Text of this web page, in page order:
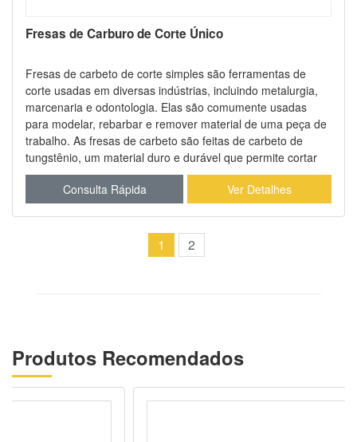
Fresas de Carburo de Corte Único
Fresas de carbeto de corte simples são ferramentas de
corte usadas em diversas indústrias, incluindo metalurgia,
marcenaria e odontologia. Elas são comumente usadas
para modelar, rebarbar e remover material de uma peça de
trabalho. As fresas de carbeto são feitas de carbeto de
tungstênio, um material duro e durável que permite cortar
efetivamente uma ampla gama de materiais, incluindo
metais, plásticos e compósitos.
Consulta Rápida Ver Detalhes
1 2
Produtos Recomendados